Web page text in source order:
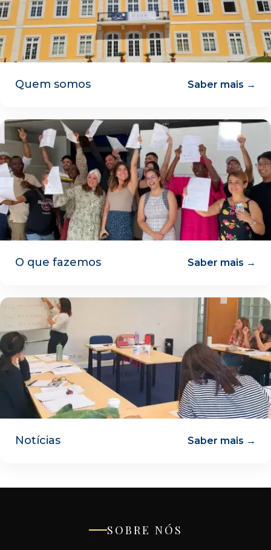
Quem somos Saber mais →
O que fazemos Saber mais →
Notícias Saber mais →
SOBRE NÓS